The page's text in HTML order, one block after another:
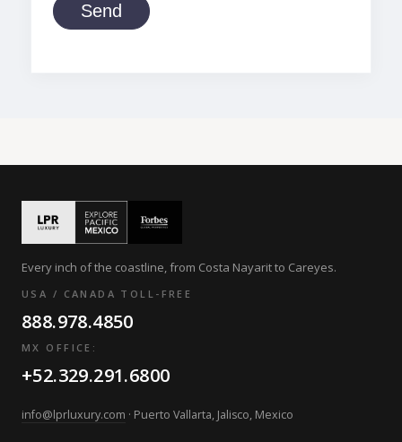
Send
Every inch of the coastline, from Costa Nayarit to Careyes.
USA / CANADA TOLL-FREE
888.978.4850
MX OFFICE:
+52.329.291.6800
info@lprluxury.com · Puerto Vallarta, Jalisco, Mexico